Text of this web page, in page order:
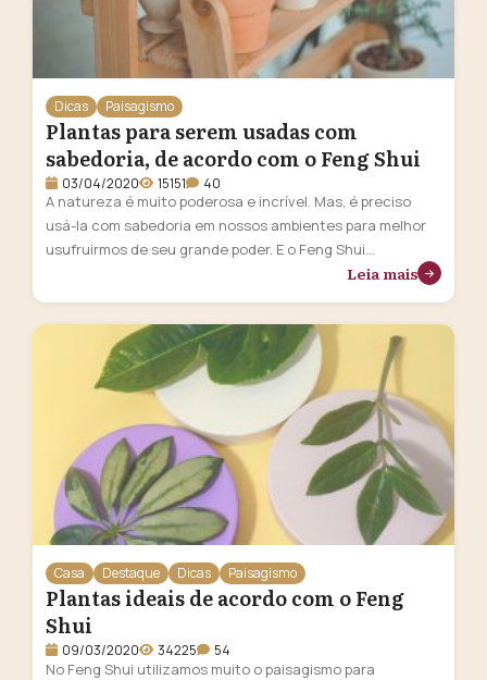
Dicas Paisagismo
Plantas para serem usadas com
sabedoria, de acordo com o Feng Shui
03/04/2020 15151 40
A natureza é muito poderosa e incrível. Mas, é preciso
usá-la com sabedoria em nossos ambientes para melhor
usufruirmos de seu grande poder. E o Feng Shui
reconhece e utiliza muito bem dos poderes da natureza
Shui, como técnica de harmonização de ambientes, leva
em consideração …Continua
Leia mais
Casa Destaque Dicas Paisagismo
Plantas ideais de acordo com o Feng
Shui
09/03/2020 34225 54
No Feng Shui utilizamos muito o paisagismo para